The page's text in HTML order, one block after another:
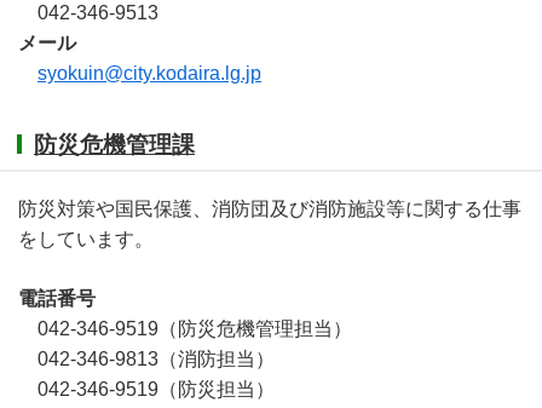
042-346-9513
メール
syokuin@city.kodaira.lg.jp
防災危機管理課
防災対策や国民保護、消防団及び消防施設等に関する仕事
をしています。
電話番号
042-346-9519（防災危機管理担当）
042-346-9813（消防担当）
042-346-9519（防災担当）